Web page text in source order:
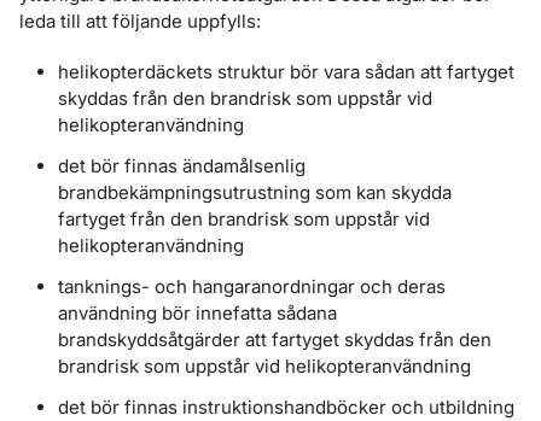
leda till att följande uppfylls:
helikopterdäckets struktur bör vara sådan att fartyget
skyddas från den brandrisk som uppstår vid
helikopteranvändning
det bör finnas ändamålsenlig
brandbekämpningsutrustning som kan skydda
fartyget från den brandrisk som uppstår vid
helikopteranvändning
tanknings- och hangaranordningar och deras
användning bör innefatta sådana
brandskyddsåtgärder att fartyget skyddas från den
brandrisk som uppstår vid helikopteranvändning
det bör finnas instruktionshandböcker och utbildning